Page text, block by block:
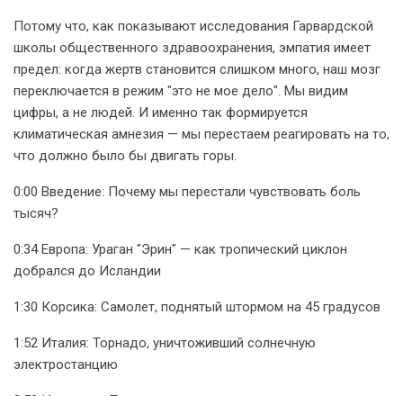
Потому что, как показывают исследования Гарвардской
школы общественного здравоохранения, эмпатия имеет
предел: когда жертв становится слишком много, наш мозг
переключается в режим "это не мое дело". Мы видим
цифры, а не людей. И именно так формируется
климатическая амнезия — мы перестаем реагировать на то,
что должно было бы двигать горы.
0:00 Введение: Почему мы перестали чувствовать боль
тысяч?
0:34 Европа: Ураган "Эрин" — как тропический циклон
добрался до Исландии
1:30 Корсика: Самолет, поднятый штормом на 45 градусов
1:52 Италия: Торнадо, уничтоживший солнечную
электростанцию